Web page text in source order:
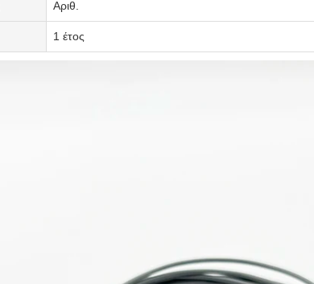
Αριθ.
1 έτος